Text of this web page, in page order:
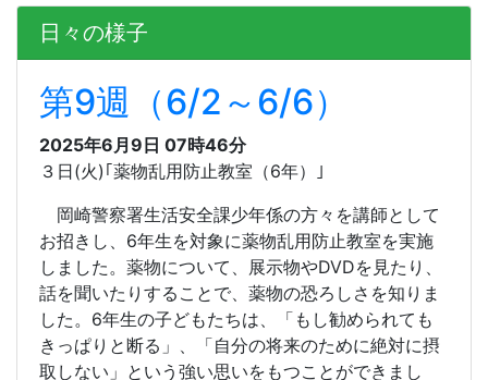
日々の様子
第9週（6/2～6/6）
2025年6月9日 07時46分
３日(火) ｢薬物乱用防止教室（6年）｣
岡崎警察署生活安全課少年係の方々を講師として
お招きし、 6年生を対象に薬物乱用防止教室を実施
しました。薬物について、展示物やDVDを見たり、
話を聞いたりすることで、薬物の恐ろしさを知りま
した。 6年生の子どもたちは、「もし勧められても
きっぱりと断る」、「自分の将来のために絶対に摂
取しない」という強い思いをもつことができまし